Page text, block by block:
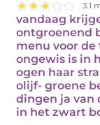
3.1
vandaag
ontgroenend
menu voor
ongewis is in
ogen haar
olijf- groene
dingen ja van
in het zwart